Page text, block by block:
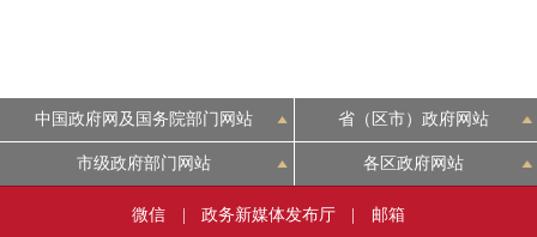
中国政府网及国务院部门网站 省（区市）政府网站
市级政府部门网站 各区政府网站
微信 政务新媒体发布厅 邮箱